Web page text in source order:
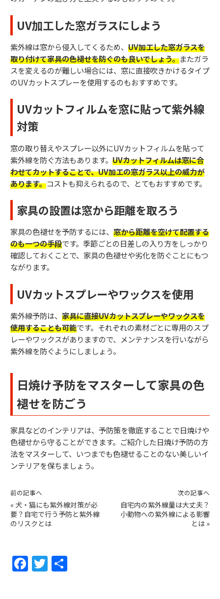
UV加工した窓ガラスにしよう
紫外線は窓から侵入してくるため、 UV加工した窓ガラスを
取り付けて家具の色褪せを防ぐのも良いでしょう。またガラ
スを変えるのが難しい場合には、窓に直接吹きかけるタイプ
のUVカットスプレーを使用するのもおすすめです。
UVカットフィルムを窓に貼って紫外線
対策
窓の取り替えやスプレー以外にUVカットフィルムを貼って
紫外線を防ぐ方法もあります。 UVカットフィルムは窓に合
わせてカットすることで、UV加工の窓ガラス以上の威力が
あります。コストも抑えられるので、とてもおすすめです。
家具の設置は窓から距離を取ろう
家具の色褪せを予防するには、 窓から距離を空けて配置する
のも一つの手段です。季節ごとの日差しの入り方をしっかり
確認しておくことで、家具の色褪せや劣化を防ぐことにもつ
ながります。
UVカットスプレーやワックスを使用
紫外線予防は、 家具に直接UVカットスプレーやワックスを
使用することも可能です。それぞれの素材ごとに専用のスプ
レーやワックスがありますので、メンテナンスを行いながら
紫外線を防ぐようにしましょう。
日焼け予防をマスターして家具の色
褪せを防ごう
家具などのインテリアは、予防策を徹底することで日焼けや
色褪せから守ることができます。ご紹介した日焼け予防の方
法をマスターして、いつまでも色褪せることのない美しいイ
ンテリアを保ちましょう。
前の記事へ
« 犬・猫にも紫外線対策が必
要？自宅で行う予防と紫外線
のリスクとは
次の記事へ
自宅内の紫外線量は大丈夫？
小動物への紫外線による影響
とは »
F T